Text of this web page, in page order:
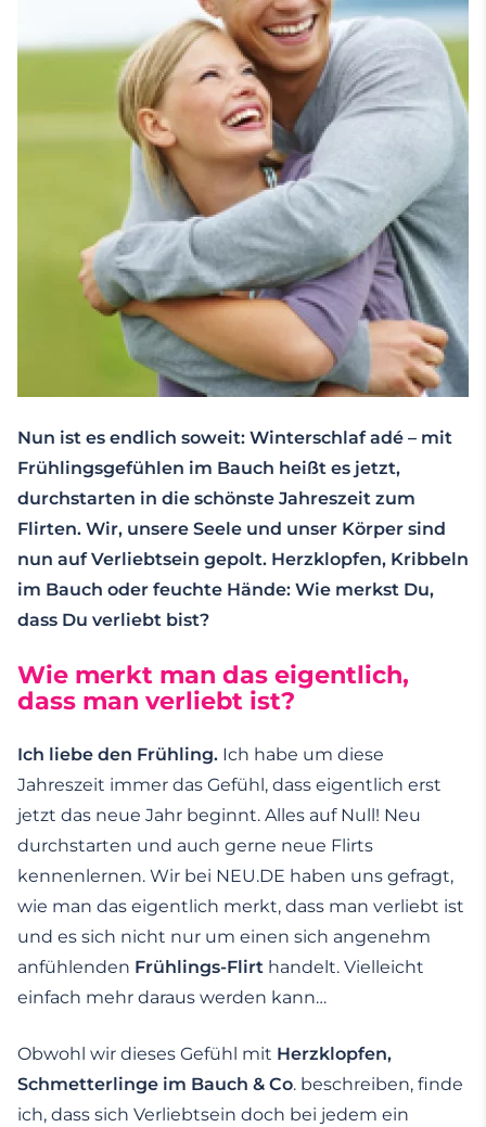
Nun ist es endlich soweit: Winterschlaf adé – mit
Frühlingsgefühlen im Bauch heißt es jetzt,
durchstarten in die schönste Jahreszeit zum
Flirten. Wir, unsere Seele und unser Körper sind
nun auf Verliebtsein gepolt. Herzklopfen, Kribbeln
im Bauch oder feuchte Hände: Wie merkst Du,
dass Du verliebt bist?
Wie merkt man das eigentlich,
dass man verliebt ist?
Ich liebe den Frühling. Ich habe um diese
Jahreszeit immer das Gefühl, dass eigentlich erst
jetzt das neue Jahr beginnt. Alles auf Null! Neu
durchstarten und auch gerne neue Flirts
kennenlernen. Wir bei NEU.DE haben uns gefragt,
wie man das eigentlich merkt, dass man verliebt ist
und es sich nicht nur um einen sich angenehm
anfühlenden Frühlings-Flirt handelt. Vielleicht
einfach mehr daraus werden kann…
Obwohl wir dieses Gefühl mit Herzklopfen,
Schmetterlinge im Bauch & Co. beschreiben, finde
ich, dass sich Verliebtsein doch bei jedem ein